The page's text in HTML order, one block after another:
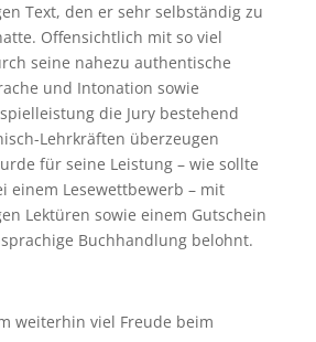
Text, den er sehr selbständig zu
Offensichtlich mit so viel
seine nahezu authentische
und Intonation sowie
die Jury bestehend
Lehrkräften überzeugen
für seine Leistung – wie sollte
einem Lesewettbewerb – mit
Lektüren sowie einem Gutschein
Buchhandlung belohnt.
weiterhin viel Freude beim